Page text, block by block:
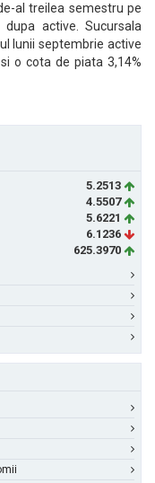
al treilea semestru pe
active. Sucursala
lunii septembrie active
o cota de piata 3,14%
5.2513
4.5507
5.6221
6.1236
625.3970